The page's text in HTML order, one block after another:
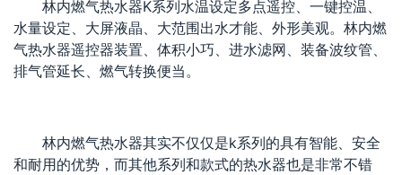
林内燃气热水器K系列水温设定多点遥控、一键控温、
水量设定、大屏液晶、大范围出水才能、外形美观。林内燃
气热水器遥控器装置、体积小巧、进水滤网、装备波纹管、
排气管延长、燃气转换便当。
林内燃气热水器其实不仅仅是k系列的具有智能、安全
和耐用的优势，而其他系列和款式的热水器也是非常不错